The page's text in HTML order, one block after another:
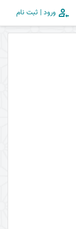
ورود | ثبت نام